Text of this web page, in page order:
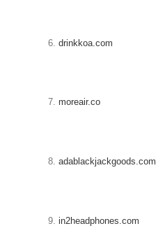
6. drinkkoa.com
7. moreair.co
8. adablackjackgoods.com
9. in2headphones.com